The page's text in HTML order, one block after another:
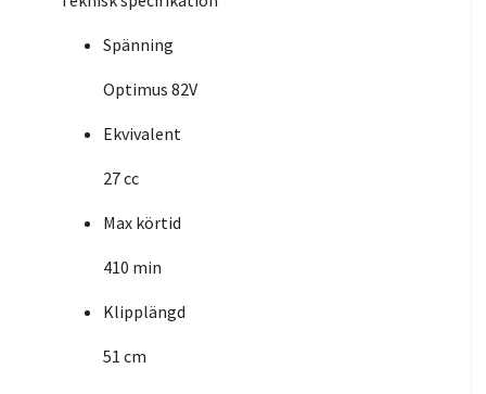
Spänning
Optimus 82V
Ekvivalent
27 cc
Max körtid
410 min
Klipplängd
51 cm